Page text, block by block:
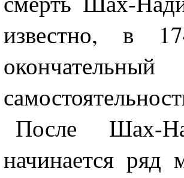
известно, в
После Шах-
начинается ряд